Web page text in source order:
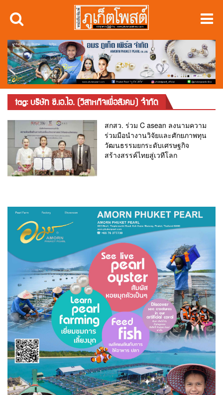
tag: บริษัท ซี.เอ.ไอ. (วิสาหกิจเพื่อสังคม) จำกัด
สกสว. ร่วม C asean ลงนามความ
ร่วมมือนำงานวิจัยและศักยภาพทุน
วัฒนธรรมยกระดับเศรษฐกิจ
สร้างสรรค์ไทยสู่เวทีโลก